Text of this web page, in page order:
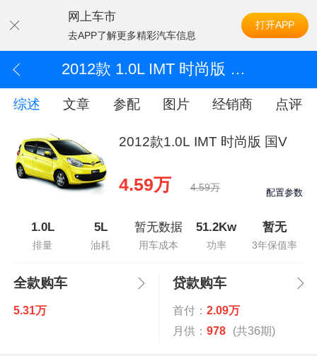
网上车市
去APP了解更多精彩汽车信息
打开APP
2012款 1.0L IMT 时尚版 国V
综述 文章 参配 图片 经销商 点评
2012款1.0L IMT 时尚版 国V
4.59万 4.59万 配置参数
1.0L
排量
5L
油耗
暂无数据
用车成本
51.2Kw
功率
暂无
3年保值率
全款购车
5.31万
贷款购车
首付： 2.09万
月供： 978 (共36期)